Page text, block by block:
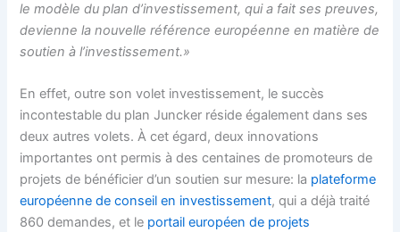
le modèle du plan d’investissement, qui a fait ses preuves,
devienne la nouvelle référence européenne en matière de
soutien à l’investissement.»
En effet, outre son volet investissement, le succès
incontestable du plan Juncker réside également dans ses
deux autres volets. À cet égard, deux innovations
importantes ont permis à des centaines de promoteurs de
projets de bénéficier d’un soutien sur mesure: la plateforme
européenne de conseil en investissement, qui a déjà traité
860 demandes, et le portail européen de projets